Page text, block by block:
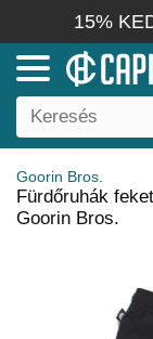
15%
Goorin Bros.
Fürdőruhák
Goorin Bros.